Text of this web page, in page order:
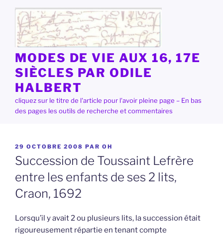
contenu
principal
MODES DE VIE AUX 16, 17E
SIÈCLES PAR ODILE
HALBERT
cliquez sur le titre de l'article pour l'avoir pleine page – En bas
des pages les outils de recherche et commentaires
PUBLIÉ
LE
29 OCTOBRE 2008 PAR OH
Succession de Toussaint Lefrère
entre les enfants de ses 2 lits,
Craon, 1692
Lorsqu’il y avait 2 ou plusieurs lits, la succession était
rigoureusement répartie en tenant compte